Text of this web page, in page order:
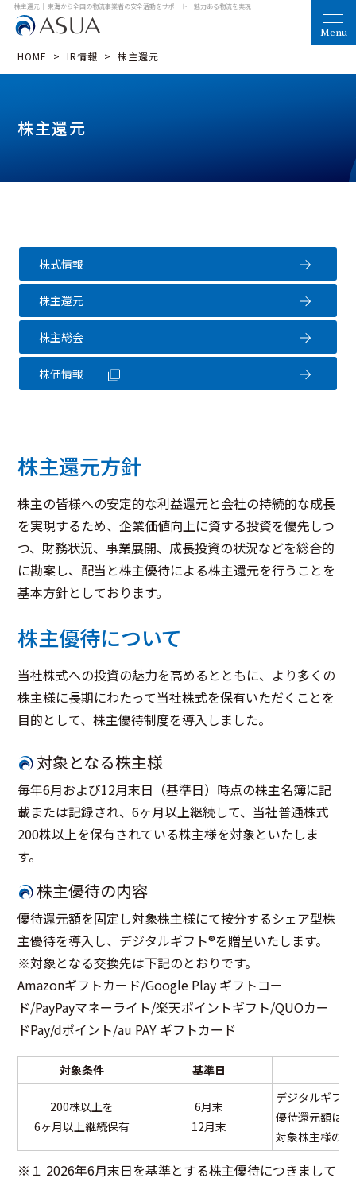
株主還元｜ 東海から全国の物流事業者の安全活動をサポート－魅力ある物流を実現
HOME > IR情報 > 株主還元
株主還元
株式情報
株主還元
株主総会
株価情報
株主還元方針
株主の皆様への安定的な利益還元と会社の持続的な成長
を実現するため、企業価値向上に資する投資を優先しつ
つ、財務状況、事業展開、成長投資の状況などを総合的
に勘案し、配当と株主優待による株主還元を行うことを
基本方針としております。
株主優待について
当社株式への投資の魅力を高めるとともに、より多くの
株主様に長期にわたって当社株式を保有いただくことを
目的として、株主優待制度を導入しました。
対象となる株主様
毎年6月および12月末日（基準日）時点の株主名簿に記
載または記録され、6ヶ月以上継続して、当社普通株式
200株以上を保有されている株主様を対象といたしま
す。
株主優待の内容
優待還元額を固定し対象株主様にて按分するシェア型株
主優待を導入し、デジタルギフト®を贈呈いたします。
※対象となる交換先は下記のとおりです。
Amazonギフトカード/Google Play ギフトコー
ド/PayPayマネーライト/楽天ポイントギフト/QUOカー
ドPay/dポイント/au PAY ギフトカード
対象条件 基準日
200株以上を
6ヶ月以上継続保有
6月末
12月末
デジタルギフ
優待還元額は
対象株主様の
※１ 2026年6月末日を基準とする株主優待につきまして